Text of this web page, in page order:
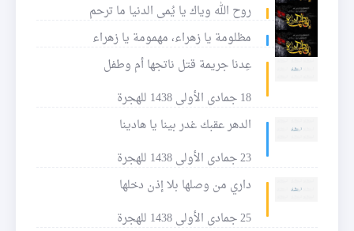
روح الله وياك يا يُمى الدنيا ما ترحم
مظلومة يا زهراء، مهمومة يا زهراء
عِدنا جريمة قتل ناتجها أم وطفل
18 جمادى الأولى 1438 للهجرة
الدهر عقبك غدر بينا يا هادينا
23 جمادى الأولى 1438 للهجرة
داري من وصلها بلا إذن دخلها
25 جمادى الأولى 1438 للهجرة